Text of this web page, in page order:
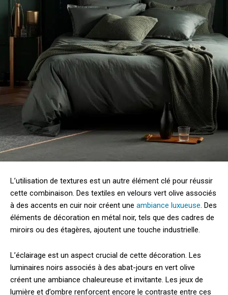
L’utilisation de textures est un autre élément clé pour réussir
cette combinaison. Des textiles en velours vert olive associés
à des accents en cuir noir créent une ambiance luxueuse. Des
éléments de décoration en métal noir, tels que des cadres de
miroirs ou des étagères, ajoutent une touche industrielle.
L’éclairage est un aspect crucial de cette décoration. Les
luminaires noirs associés à des abat-jours en vert olive
créent une ambiance chaleureuse et invitante. Les jeux de
lumière et d’ombre renforcent encore le contraste entre ces